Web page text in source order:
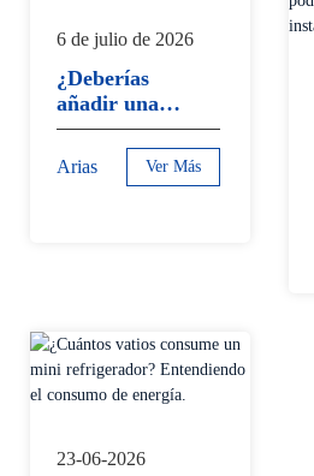
6 de julio de 2026
¿Deberías
añadir una
batería a tu
sistema solar
en 2026?
Arias Ver Más
23-06-2026
26/12/2024
Las 16 baterías
de
clientes
europeos ya
han sido